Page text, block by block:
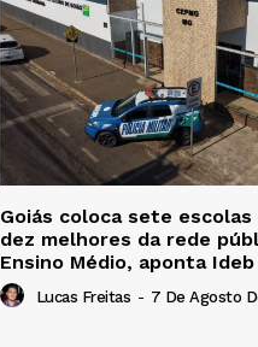
Goiás coloca sete
dez melhores da rede
Ensino Médio, aponta
Lucas Freitas - 7 De Agosto